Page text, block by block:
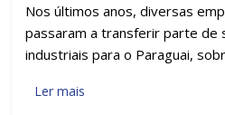
Nos últimos anos, diversas
passaram a transferir parte de
industriais para o Paraguai,
Ler mais